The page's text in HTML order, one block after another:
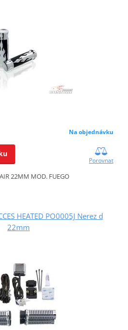
Na objednávku
Porovnat
22MM MOD. FUEGO
HEATED PO0005J Nerez d
22mm